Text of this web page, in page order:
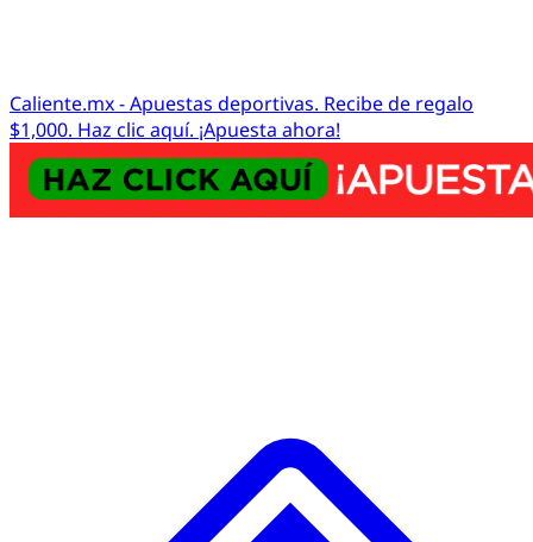
Caliente.mx - Apuestas deportivas. Recibe de regalo
$1,000. Haz clic aquí. ¡Apuesta ahora!